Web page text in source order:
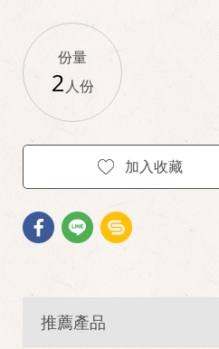
份量
2人份
加入收藏
推薦產品